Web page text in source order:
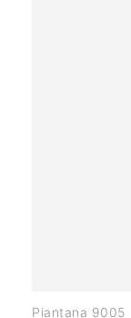
Piantana 9005